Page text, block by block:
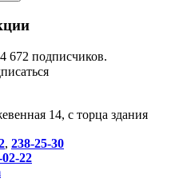
672 подписчиков.
14, с торца здания
, 238-25-30
22